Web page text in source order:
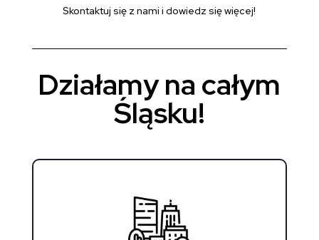
Skontaktuj się z nami i dowiedz się więcej!
Działamy na całym
Śląsku!